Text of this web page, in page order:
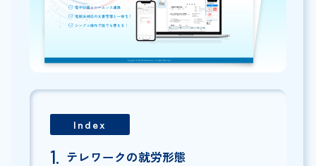
Index
テレワークの就労形態